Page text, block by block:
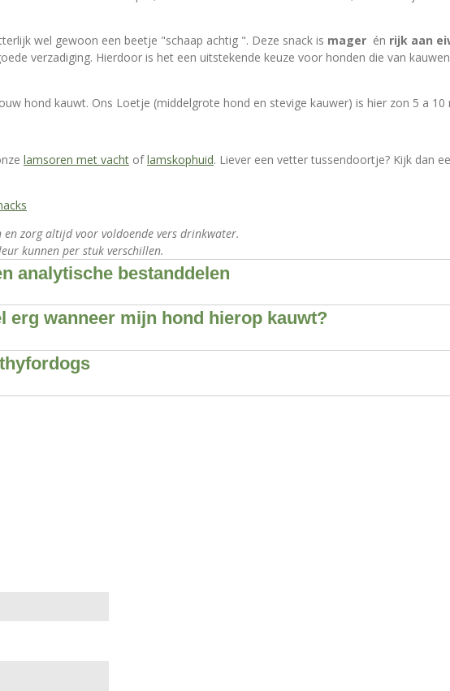
wel gewoon een beetje "schaap achtig ". Deze snack is mager én rijk aan
verzadiging. Hierdoor is het een uitstekende keuze voor honden die van
hond kauwt. Ons Loetje (middelgrote hond en stevige kauwer) is hier zon 5 a 10
lamsoren met vacht oflamskophuid. Liever een vetter tussendoortje? Kijk dan
zorg altijd voor voldoende vers drinkwater.
kunnen per stuk verschillen.
analytische bestanddelen
erg wanneer mijn hond hierop kauwt?